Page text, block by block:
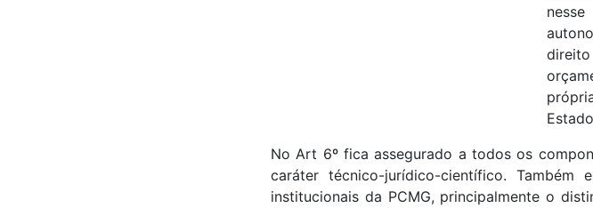
No Art 6º fica assegurado a todos os
caráter técnico-jurídico-científico.
institucionais da PCMG, principalmente o